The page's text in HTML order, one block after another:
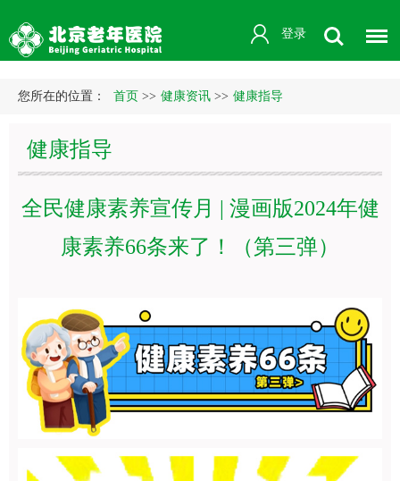
登录
您所在的位置： 首页 >> 健康资讯 >> 健康指导
健康指导
全民健康素养宣传月 | 漫画版2024年健
康素养66条来了！（第三弹）